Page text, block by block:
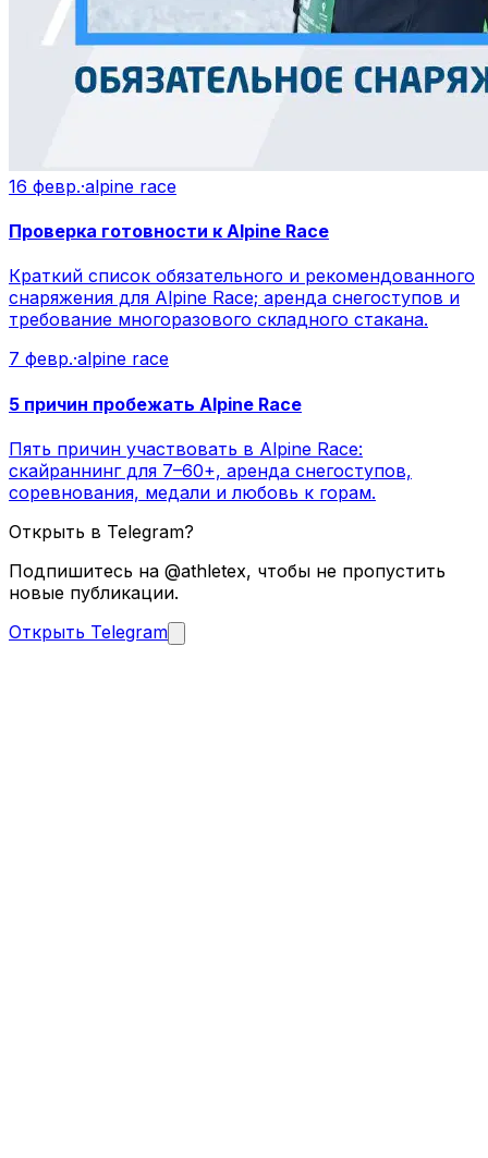
16 февр.·alpine race
Проверка готовности к Alpine Race
Краткий список обязательного и рекомендованного
снаряжения для Alpine Race; аренда снегоступов и
требование многоразового складного стакана.
7 февр.·alpine race
5 причин пробежать Alpine Race
Пять причин участвовать в Alpine Race:
скайраннинг для 7–60+, аренда снегоступов,
соревнования, медали и любовь к горам.
Открыть в Telegram?
Подпишитесь на @athletex, чтобы не пропустить
новые публикации.
Открыть Telegram